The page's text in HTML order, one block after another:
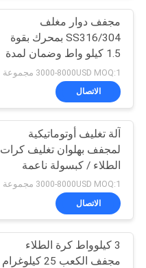
مجفف دوار مغلف
SS316/304 بمحرك بقوة
1.5 كيلو واط وضمان لمدة
سنة لتجفيف الكبسولات
الهلامية والكرات الطلاء
3000-8000USD MOQ:1 مجموعة
الاتصال
آلة تغليف أوتوماتيكية
لمجفف بهلوان تغليف كرات
الطلاء / كبسولة ناعمة
3000-8000USD MOQ:1 مجموعة
الاتصال
3 كيلوواط كرة الطلاء
مجفف الكعب 25 كيلوغرام